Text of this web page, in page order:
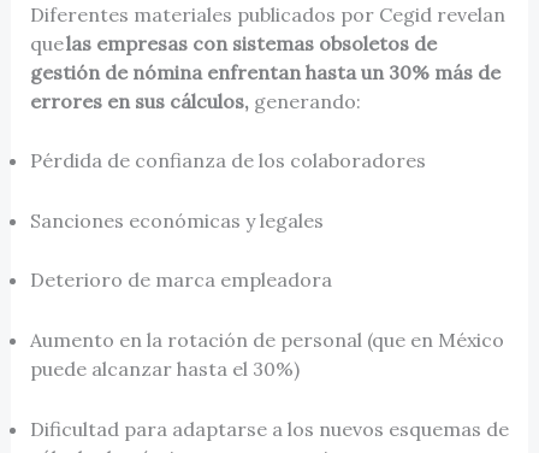
Diferentes materiales publicados por Cegid revelan
quelas empresas con sistemas obsoletos de
gestión de nómina enfrentan hasta un 30% más de
errores en sus cálculos, generando:
Pérdida de confianza de los colaboradores
Sanciones económicas y legales
Deterioro de marca empleadora
Aumento en la rotación de personal (que en México
puede alcanzar hasta el 30%)
Dificultad para adaptarse a los nuevos esquemas de